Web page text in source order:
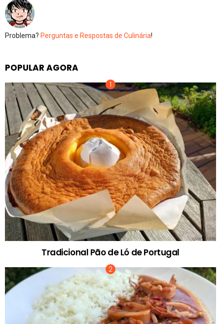
Problema? Perguntas e Respostas de Culinária!
POPULAR AGORA
Tradicional Pão de Ló de Portugal